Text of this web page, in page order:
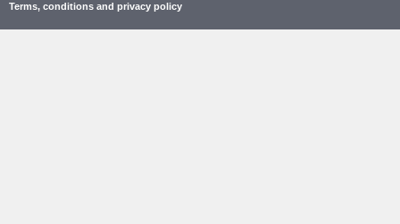
Terms, conditions and privacy policy